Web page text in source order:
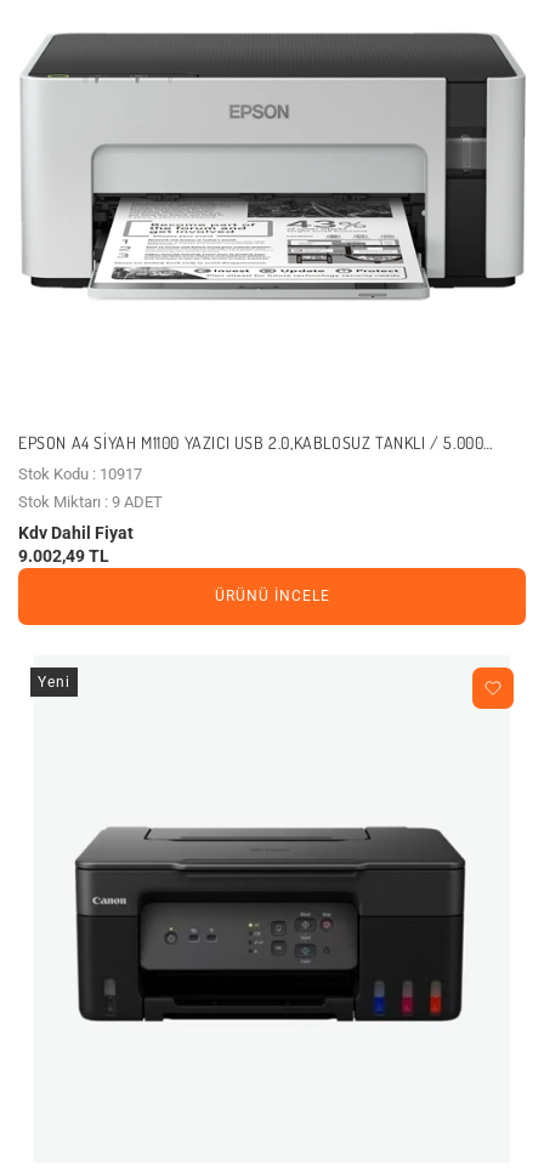
EPSON A4 SIYAH M1100 YAZICI USB 2.0,KABLOSUZ TANKLI / 5.000
SAYFA BASKI
Stok Kodu : 10917
Stok Miktarı : 9 ADET
Kdv Dahil Fiyat
9.002,49 TL
ÜRÜNÜ İNCELE
Yeni